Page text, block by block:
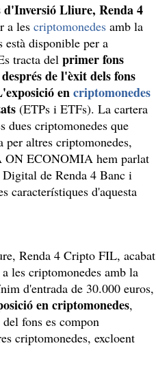
d'Inversió Lliure, Renda 4
a les criptomonedes amb la
disponible per a
tracta del primer fons
de l'èxit dels fons
encriptomonedes
(ETPs i ETFs). La cartera
dues criptomonedes que
altres criptomonedes,
ON ECONOMIA hem parlat
de Renda 4 Banc i
característiques d'aquesta
Renda 4 Cripto FIL, acabat
les criptomonedes amb la
d'entrada de 30.000 euros,
en criptomonedes,
fons es compon
criptomonedes, excloent